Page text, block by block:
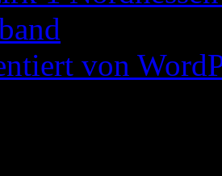
von